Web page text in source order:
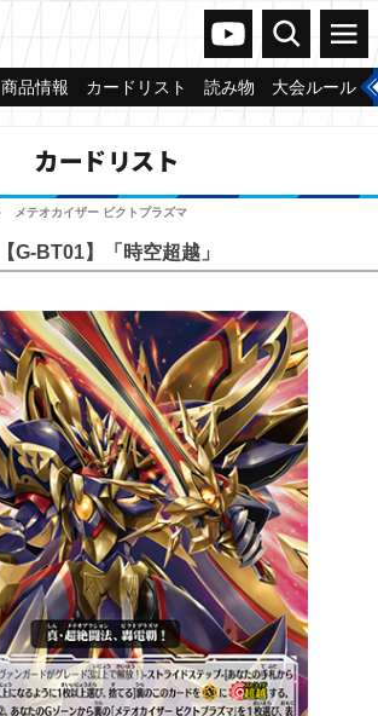
ヴァンガードch
検索 メニュー
商品情報 カードリスト 読み物 大会ルール
カードリスト
メテオカイザー ビクトプラズマ
【G-BT01】「時空超越」